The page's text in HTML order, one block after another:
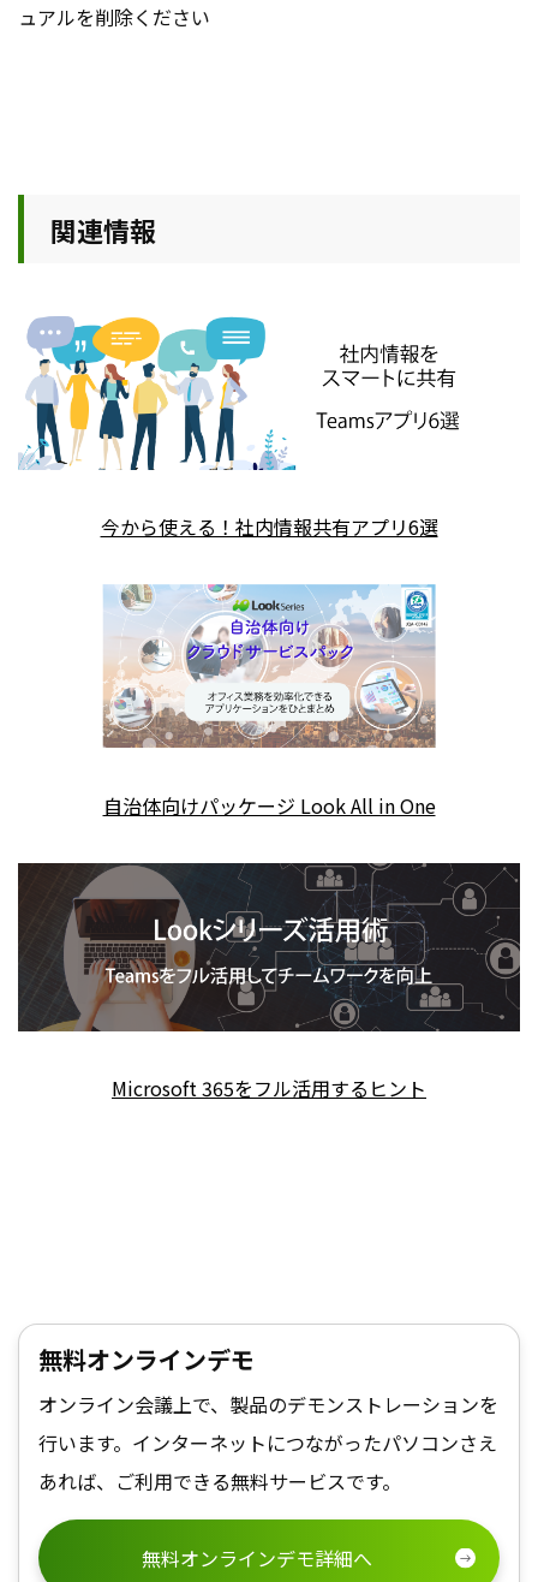
ュアルを削除ください
関連情報
今から使える！社内情報共有アプリ6選
自治体向けパッケージ Look All in One
Microsoft 365をフル活用するヒント
無料オンラインデモ
オンライン会議上で、製品のデモンストレーションを
行います。インターネットにつながったパソコンさえ
あれば、ご利用できる無料サービスです。
無料オンラインデモ詳細へ